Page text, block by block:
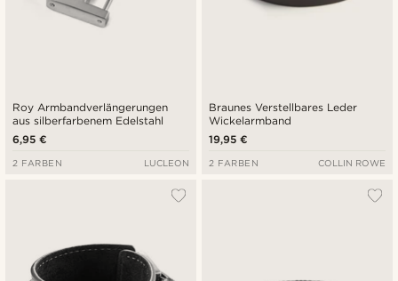
Roy Armbandverlängerungen
aus silberfarbenem Edelstahl
6,95 €
2 FARBEN LUCLEON
Braunes Verstellbares Leder
Wickelarmband
19,95 €
2 FARBEN COLLIN ROWE